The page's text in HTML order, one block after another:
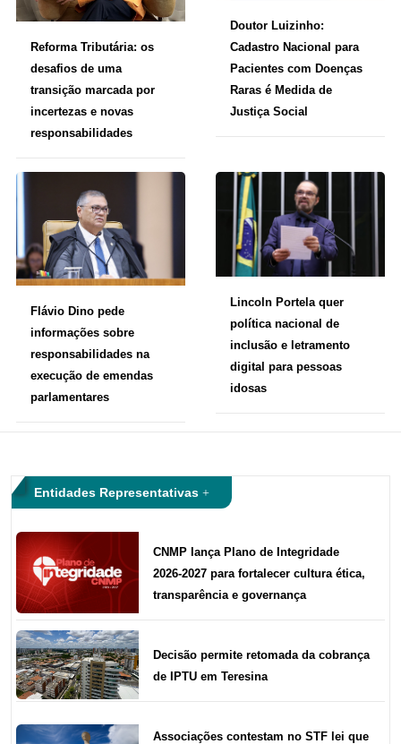
Entidades Representativas
CNMP lança Plano de Integridade
2026-2027 para fortalecer cultura ética,
transparência e governança
Decisão permite retomada da cobrança
de IPTU em Teresina
Associações contestam no STF lei que
Reforma Tributária: os
desafios de uma
transição marcada por
incertezas e novas
responsabilidades
Doutor Luizinho:
Cadastro Nacional para
Pacientes com Doenças
Raras é Medida de
Justiça Social
Flávio Dino pede
informações sobre
responsabilidades na
execução de emendas
parlamentares
Lincoln Portela quer
política nacional de
inclusão e letramento
digital para pessoas
idosas